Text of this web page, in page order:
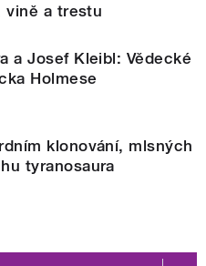
vině a trestu
a Josef Kleibl: Vědecké
Holmese
klonování, mlsných
tyranosaura